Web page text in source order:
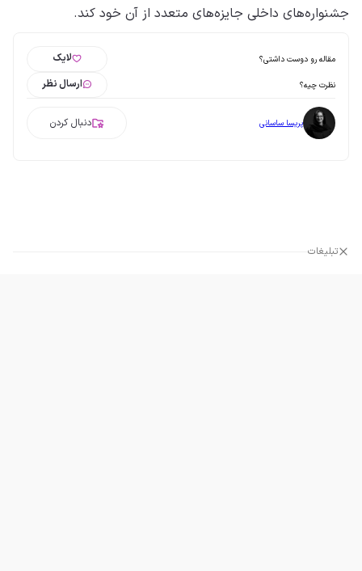
جشنواره‌های داخلی جایزه‌های متعدد از آن خود کند.
مقاله رو دوست داشتی؟ لایک
نظرت چیه؟ ارسال نظر
پریسا ساسانی دنبال کردن
تبلیغات